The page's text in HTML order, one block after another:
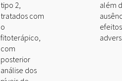
tipo 2,
tratados com
o
fitoterápico,
com
posterior
análise dos
além
efeitos